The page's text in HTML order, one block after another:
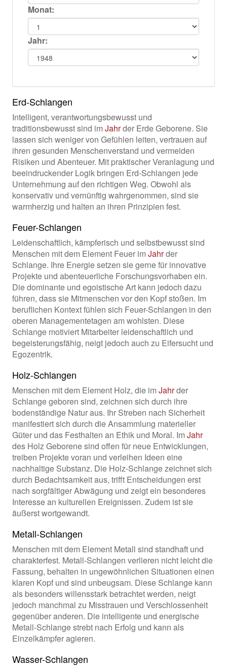
Monat:
Jahr:
Erd-Schlangen
Intelligent, verantwortungsbewusst und
traditionsbewusst sind im Jahrder Erde Geborene. Sie
lassen sich weniger von Gefühlen leiten, vertrauen auf
ihren gesunden Menschenverstand und vermeiden
Risiken und Abenteuer. Mit praktischer Veranlagung und
beeindruckender Logik bringen Erd-Schlangen jede
Unternehmung auf den richtigen Weg. Obwohl als
konservativ und vernünftig wahrgenommen, sind sie
warmherzig und halten an ihren Prinzipien fest.
Feuer-Schlangen
Leidenschaftlich, kämpferisch und selbstbewusst sind
Menschen mit dem Element Feuer im Jahrder
Schlange. Ihre Energie setzen sie gerne für innovative
Projekte und abenteuerliche Forschungsvorhaben ein.
Die dominante und egoistische Art kann jedoch dazu
führen, dass sie Mitmenschen vor den Kopf stoßen. Im
beruflichen Kontext fühlen sich Feuer-Schlangen in den
oberen Managementetagen am wohlsten. Diese
Schlange motiviert Mitarbeiter leidenschaftlich und
begeisterungsfähig, neigt jedoch auch zu Eifersucht und
Egozentrik.
Holz-Schlangen
Menschen mit dem Element Holz, die im Jahrder
Schlange geboren sind, zeichnen sich durch ihre
bodenständige Natur aus. Ihr Streben nach Sicherheit
manifestiert sich durch die Ansammlung materieller
Güter und das Festhalten an Ethik und Moral. Im Jahr
des Holz Geborene sind offen für neue Entwicklungen,
treiben Projekte voran und verleihen Ideen eine
nachhaltige Substanz. Die Holz-Schlange zeichnet sich
durch Bedachtsamkeit aus, trifft Entscheidungen erst
nach sorgfältiger Abwägung und zeigt ein besonderes
Interesse an kulturellen Ereignissen. Zudem ist sie
äußerst wortgewandt.
Metall-Schlangen
Menschen mit dem Element Metall sind standhaft und
charakterfest. Metall-Schlangen verlieren nicht leicht die
Fassung, behalten in ungewöhnlichen Situationen einen
klaren Kopf und sind unbeugsam. Diese Schlange kann
als besonders willensstark betrachtet werden, neigt
jedoch manchmal zu Misstrauen und Verschlossenheit
gegenüber anderen. Die intelligente und energische
Metall-Schlange strebt nach Erfolg und kann als
Einzelkämpfer agieren.
Wasser-Schlangen